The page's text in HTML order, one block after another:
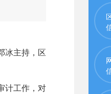
冰主持，区
计工作，对